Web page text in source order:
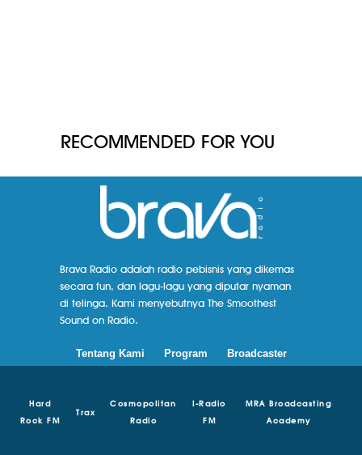
RECOMMENDED FOR YOU
Brava Radio adalah radio pebisnis yang dikemas
secara fun, dan lagu-lagu yang diputar nyaman
di telinga. Kami menyebutnya The Smoothest
Sound on Radio.
Tentang Kami Program Broadcaster
Hard
Rock FM
Trax
Cosmopolitan
Radio
I-Radio
FM
MRA Broadcasting
Academy